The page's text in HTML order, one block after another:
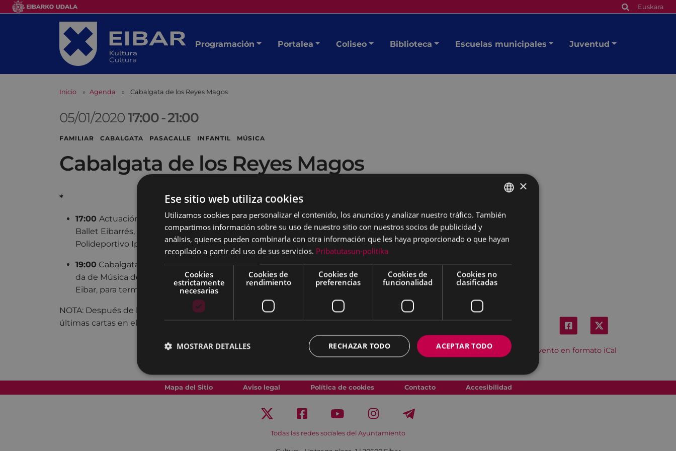
Euskara
Programación Portalea Coliseo Biblioteca Escuelas municipales Juventud
Inicio Agenda Cabalgata de los Reyes Magos
05/01/202017:00-21:00
FAMILIAR CABALGATA PASACALLE INFANTIL MÚSICA
Cabalgata de los Reyes Magos
*
Descargar el evento en formato iCal
17:00 Actuación del Grupo de Danza Contemporánea Ipurua,
Ballet Eibarrés, Kaxa y Gimnasia Rítmica Ipurua en el
Polideportivo Ipurua.
19:00 Cabalgata de los Reyes Magos, acompañados de la Ban­
da de Música de Eibar desde Untzaga, recorriendo las calles de
Eibar, para terminar de nuevo en Untzaga.
NOTA: Después de la Cabalgata, los Reyes Magos recogerán las
últimas cartas en el patio del Ayuntamiento.
Mapa del Sitio Aviso legal Política de cookies Contacto Accesibilidad
Todas las redes sociales del Ayuntamiento
BASQUE
×
Ese sitio web utiliza cookies
Utilizamos cookies para personalizar el contenido, los anuncios y analizar nuestro tráfico. También
compartimos información sobre su uso de nuestro sitio con nuestros socios de publicidad y
análisis, quienes pueden combinarla con otra información que les haya proporcionado o que hayan
recopilado a partir del uso de sus servicios. Pribatutasun-politika
Cookies
estrictamente
necesarias
Cookies de
rendimiento
Cookies de
preferencias
Cookies de
funcionalidad
Cookies no
clasificadas
ACEPTAR TODO
RECHAZAR TODO
MOSTRAR DETALLES